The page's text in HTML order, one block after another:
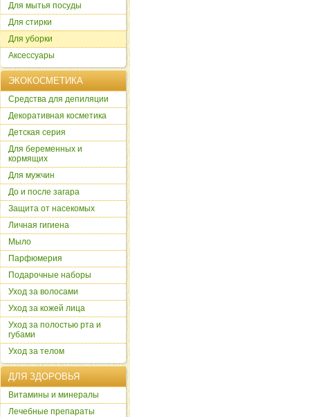
Для мытья посуды
Для стирки
Для уборки
Аксессуары
ЭКОКОСМЕТИКА
Cредства для депиляции
Декоративная косметика
Детская серия
Для беременных и
кормящих
Для мужчин
До и после загара
Защита от насекомых
Личная гигиена
Мыло
Парфюмерия
Подарочные наборы
Уход за волосами
Уход за кожей лица
Уход за полостью рта и
губами
Уход за телом
ДЛЯ ЗДОРОВЬЯ
Витамины и минералы
Лечебные препараты